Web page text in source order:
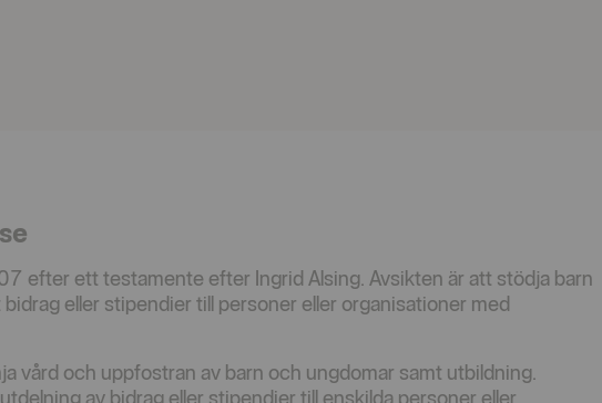
efter ett testamente efter Ingrid Alsing. Avsikten är att stödja barn
eller stipendier till personer eller organisationer med
vård och uppfostran av barn och ungdomar samt utbildning.
av bidrag eller stipendier till enskilda personer eller